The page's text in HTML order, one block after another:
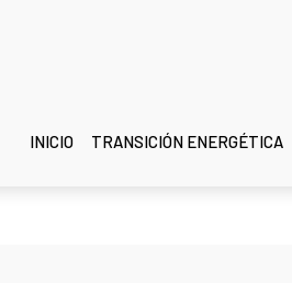
INICIO TRANSICIÓN ENERGÉTICA